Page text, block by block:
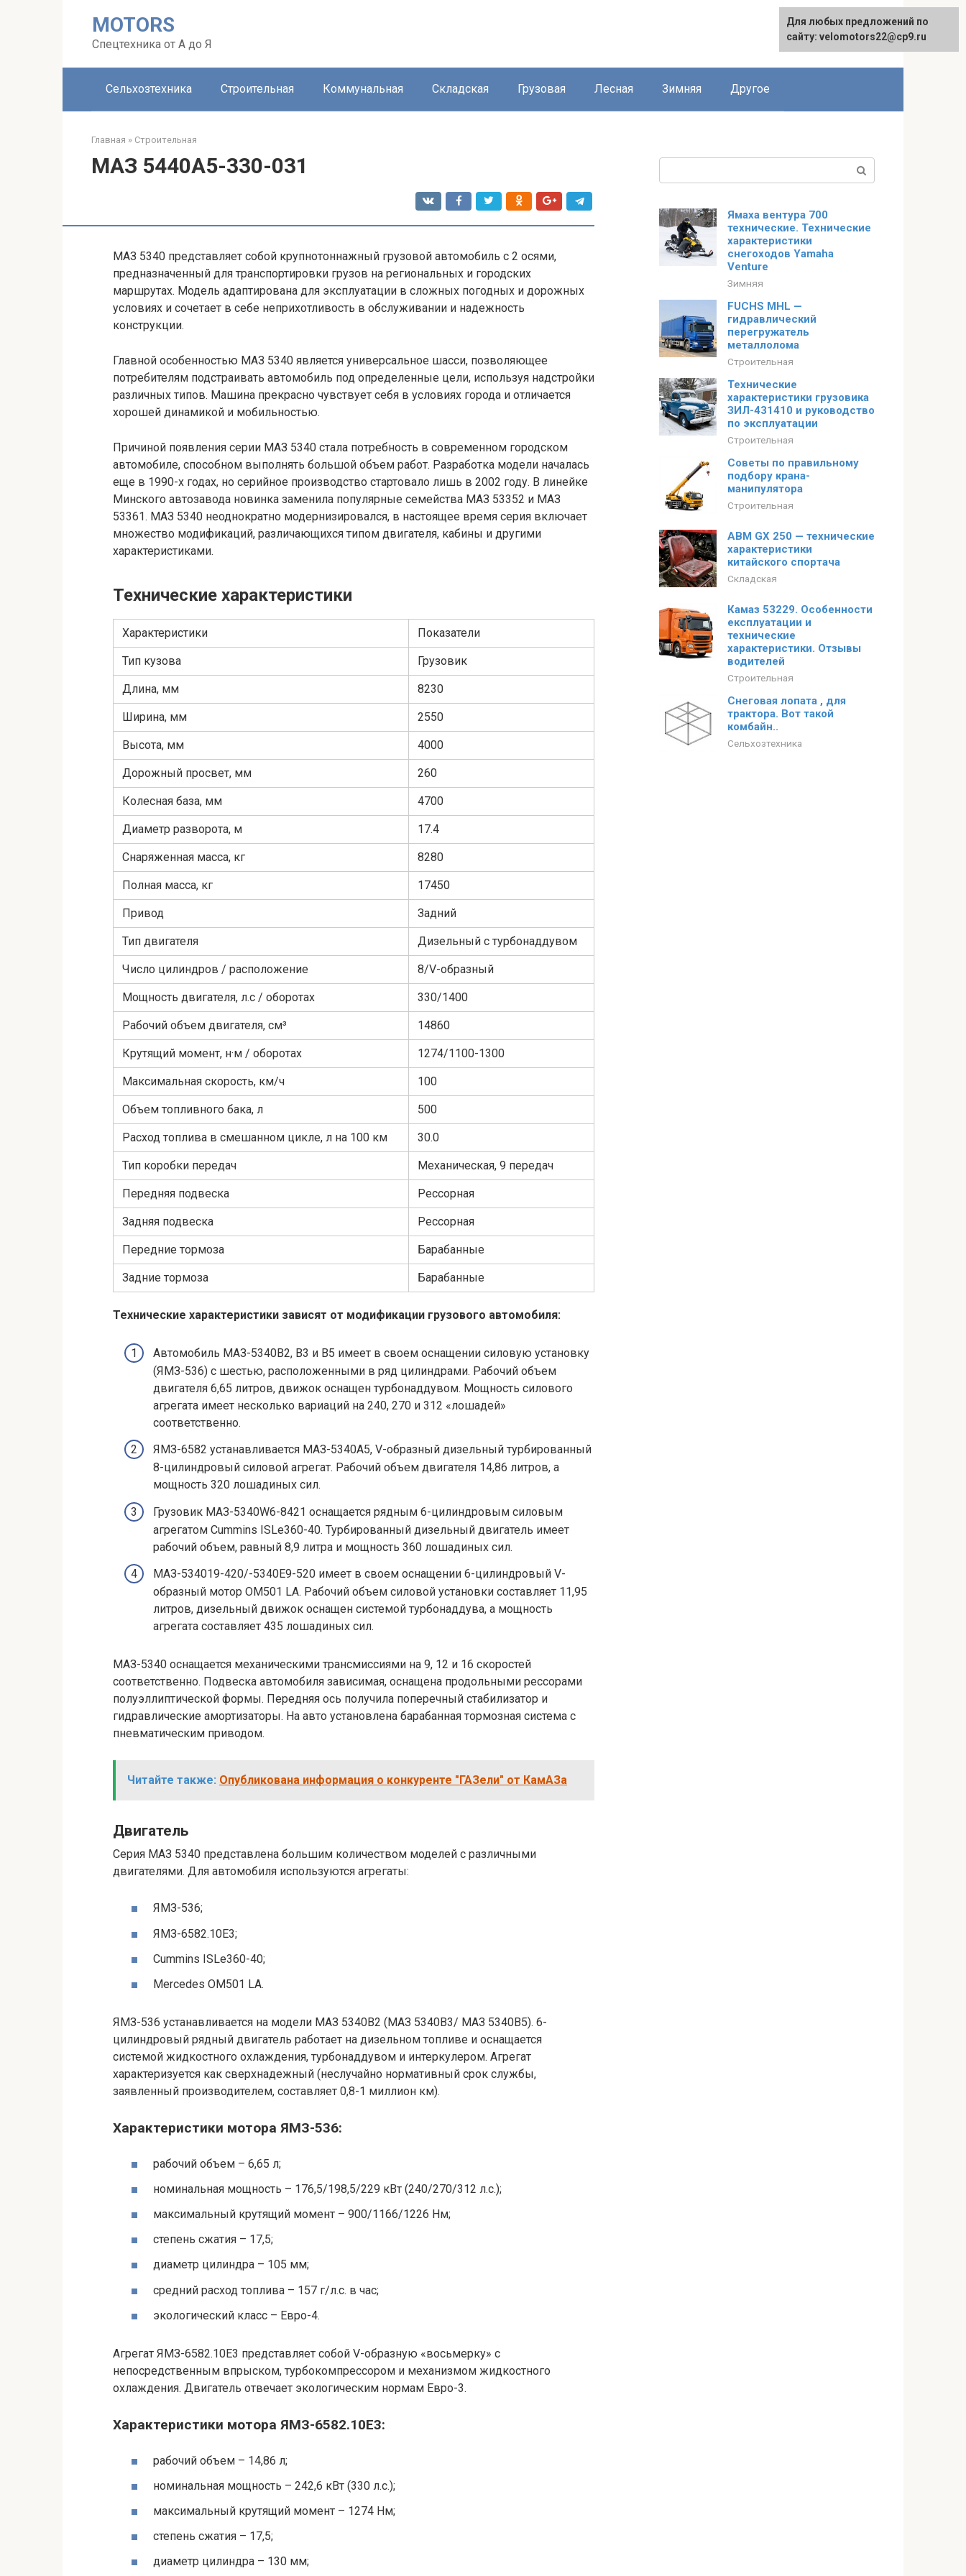
MOTORS
Спецтехника от А до Я
Сельхозтехника Строительная Коммунальная Складская Грузовая Лесная Зимняя Другое
Главная » Строительная
МАЗ 5440А5-330-031
МАЗ 5340 представляет собой крупнотоннажный грузовой автомобиль с 2 осями,
предназначенный для транспортировки грузов на региональных и городских
маршрутах. Модель адаптирована для эксплуатации в сложных погодных и дорожных
условиях и сочетает в себе неприхотливость в обслуживании и надежность
конструкции.
Главной особенностью МАЗ 5340 является универсальное шасси, позволяющее
потребителям подстраивать автомобиль под определенные цели, используя надстройки
различных типов. Машина прекрасно чувствует себя в условиях города и отличается
хорошей динамикой и мобильностью.
Причиной появления серии МАЗ 5340 стала потребность в современном городском
автомобиле, способном выполнять большой объем работ. Разработка модели началась
еще в 1990-х годах, но серийное производство стартовало лишь в 2002 году. В линейке
Минского автозавода новинка заменила популярные семейства МАЗ 53352 и МАЗ
53361. МАЗ 5340 неоднократно модернизировался, в настоящее время серия включает
множество модификаций, различающихся типом двигателя, кабины и другими
характеристиками.
Технические характеристики
Характеристики Показатели
Тип кузова Грузовик
Длина, мм 8230
Ширина, мм 2550
Высота, мм 4000
Дорожный просвет, мм 260
Колесная база, мм 4700
Диаметр разворота, м 17.4
Снаряженная масса, кг 8280
Полная масса, кг 17450
Привод Задний
Тип двигателя Дизельный с турбонаддувом
Число цилиндров / расположение 8/V-образный
Мощность двигателя, л.с / оборотах 330/1400
Рабочий объем двигателя, см³ 14860
Крутящий момент, н·м / оборотах 1274/1100-1300
Максимальная скорость, км/ч 100
Объем топливного бака, л 500
Расход топлива в смешанном цикле, л на 100 км 30.0
Тип коробки передач Механическая, 9 передач
Передняя подвеска Рессорная
Задняя подвеска Рессорная
Передние тормоза Барабанные
Задние тормоза Барабанные
Технические характеристики зависят от модификации грузового автомобиля:
Автомобиль МАЗ-5340B2, B3 и B5 имеет в своем оснащении силовую установку
(ЯМЗ-536) с шестью, расположенными в ряд цилиндрами. Рабочий объем
двигателя 6,65 литров, движок оснащен турбонаддувом. Мощность силового
агрегата имеет несколько вариаций на 240, 270 и 312 «лошадей»
соответственно.
ЯМЗ-6582 устанавливается МАЗ-5340А5, V-образный дизельный турбированный
8-цилиндровый силовой агрегат. Рабочий объем двигателя 14,86 литров, а
мощность 320 лошадиных сил.
Грузовик МАЗ-5340W6-8421 оснащается рядным 6-цилиндровым силовым
агрегатом Cummins ISLe360-40. Турбированный дизельный двигатель имеет
рабочий объем, равный 8,9 литра и мощность 360 лошадиных сил.
МАЗ-534019-420/-5340Е9-520 имеет в своем оснащении 6-цилиндровый V-
образный мотор OM501 LA. Рабочий объем силовой установки составляет 11,95
литров, дизельный движок оснащен системой турбонаддува, а мощность
агрегата составляет 435 лошадиных сил.
МАЗ-5340 оснащается механическими трансмиссиями на 9, 12 и 16 скоростей
соответственно. Подвеска автомобиля зависимая, оснащена продольными рессорами
полуэллиптической формы. Передняя ось получила поперечный стабилизатор и
гидравлические амортизаторы. На авто установлена барабанная тормозная система с
пневматическим приводом.
Читайте также: Опубликована информация о конкуренте "ГАЗели" от КамАЗа
Двигатель
Серия МАЗ 5340 представлена большим количеством моделей с различными
двигателями. Для автомобиля используются агрегаты:
ЯМЗ-536;
ЯМЗ-6582.10Е3;
Cummins ISLe360-40;
Mercedes OM501 LA.
ЯМЗ-536 устанавливается на модели МАЗ 5340В2 (МАЗ 5340В3/ МАЗ 5340В5). 6-
цилиндровый рядный двигатель работает на дизельном топливе и оснащается
системой жидкостного охлаждения, турбонаддувом и интеркулером. Агрегат
характеризуется как сверхнадежный (неслучайно нормативный срок службы,
заявленный производителем, составляет 0,8-1 миллион км).
Характеристики мотора ЯМЗ-536:
рабочий объем – 6,65 л;
номинальная мощность – 176,5/198,5/229 кВт (240/270/312 л.с.);
максимальный крутящий момент – 900/1166/1226 Нм;
степень сжатия – 17,5;
диаметр цилиндра – 105 мм;
средний расход топлива – 157 г/л.с. в час;
экологический класс – Евро-4.
Агрегат ЯМЗ-6582.10Е3 представляет собой V-образную «восьмерку» с
непосредственным впрыском, турбокомпрессором и механизмом жидкостного
охлаждения. Двигатель отвечает экологическим нормам Евро-3.
Характеристики мотора ЯМЗ-6582.10Е3:
рабочий объем – 14,86 л;
номинальная мощность – 242,6 кВт (330 л.с.);
максимальный крутящий момент – 1274 Нм;
степень сжатия – 17,5;
диаметр цилиндра – 130 мм;
Ямаха вентура 700
технические. Технические
характеристики
снегоходов Yamaha
Venture
Зимняя
FUCHS MHL —
гидравлический
перегружатель
металлолома
Строительная
Технические
характеристики грузовика
ЗИЛ-431410 и руководство
по эксплуатации
Строительная
Советы по правильному
подбору крана-
манипулятора
Строительная
ABM GX 250 — технические
характеристики
китайского спортача
Складская
Камаз 53229. Особенности
експлуатации и
технические
характеристики. Отзывы
водителей
Строительная
Снеговая лопата , для
трактора. Вот такой
комбайн..
Сельхозтехника
Для любых предложений по
сайту: velomotors22@cp9.ru